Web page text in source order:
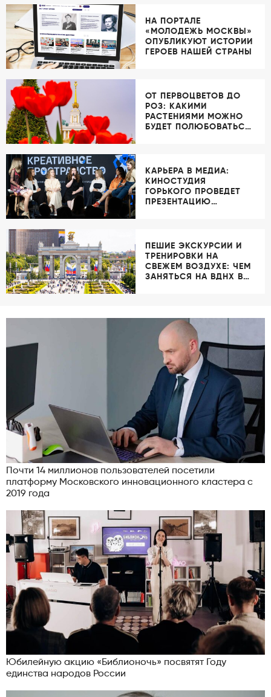
НА ПОРТАЛЕ
«МОЛОДЕЖЬ МОСКВЫ»
ОПУБЛИКУЮТ ИСТОРИИ
ГЕРОЕВ НАШЕЙ СТРАНЫ
ОТ ПЕРВОЦВЕТОВ ДО
РОЗ: КАКИМИ
РАСТЕНИЯМИ МОЖНО
БУДЕТ ПОЛЮБОВАТЬСЯ
КАРЬЕРА В МЕДИА:
КИНОСТУДИЯ
ГОРЬКОГО ПРОВЕДЕТ
ПРЕЗЕНТАЦИЮ
ПЕШИЕ ЭКСКУРСИИ И
ТРЕНИРОВКИ НА
СВЕЖЕМ ВОЗДУХЕ: ЧЕМ
ЗАНЯТЬСЯ НА ВДНХ В
Почти 14 миллионов пользователей посетили
платформу Московского инновационного кластера с
2019 года
Юбилейную акцию «Библионочь» посвятят Году
единства народов России